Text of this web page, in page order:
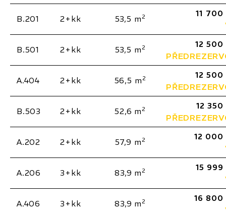
B.201 2+kk 53,5 m 2
11
B.501 2+kk 53,5 m 2
12
A.404 2+kk 56,5 m 2
12
B.503 2+kk 52,6 m 2
12
A.202 2+kk 57,9 m 2
12 000
A.206 3+kk 83,9 m 2
15
A.406 3+kk 83,9 m 2
16 800